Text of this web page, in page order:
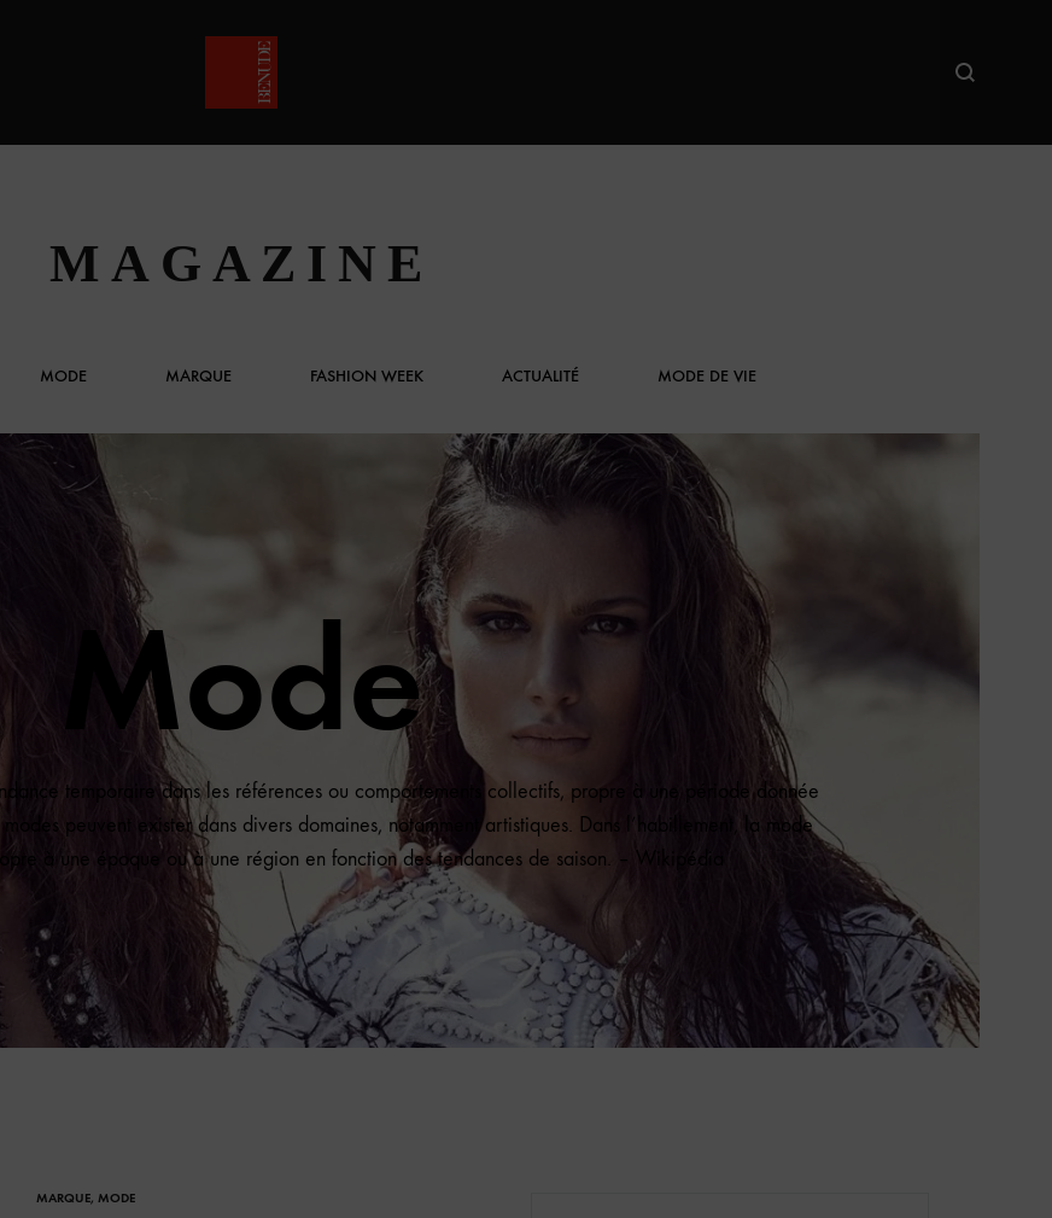
Search
MAGAZINE
MODE MARQUE FASHION WEEK ACTUALITÉ MODE DE VIE
Mode
temporaire dans les références ou comportements collectifs, propre à une période donnée
peuvent exister dans divers domaines, notamment artistiques. Dans l’habillement, la mode
à une époque ou à une région en fonction des tendances de saison. – Wikipédia
MARQUE, MODE